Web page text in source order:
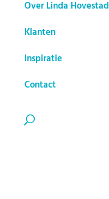
Over Linda Hovestad
Klanten
Inspiratie
Contact